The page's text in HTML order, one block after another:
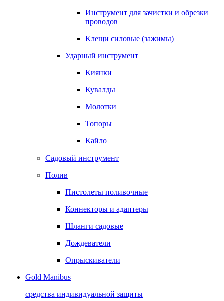
Инструмент для зачистки и обрезки
проводов
Клещи силовые (зажимы)
Ударный инструмент
Киянки
Кувалды
Молотки
Топоры
Кайло
Садовый инструмент
Полив
Пистолеты поливочные
Коннекторы и адаптеры
Шланги садовые
Дождеватели
Опрыскиватели
Gold Manibus
средства индивидуальной защиты